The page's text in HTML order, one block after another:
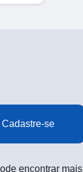
Cadastre-se
encontrar mais